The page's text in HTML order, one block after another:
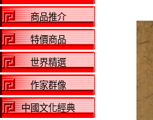
商品推介
特價商品
世界精選
作家群像
中國文化經典